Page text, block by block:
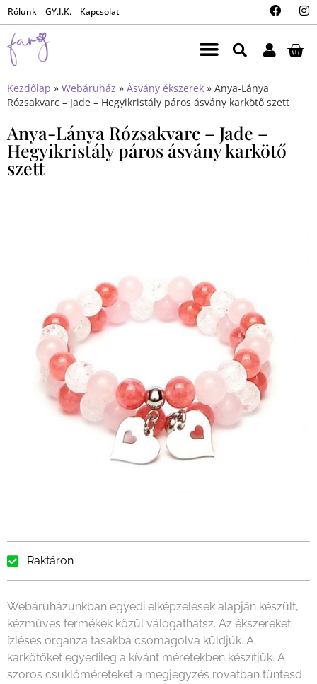
Rólunk GY.I.K. Kapcsolat
Kezdőlap » Webáruház » Ásvány ékszerek » Anya-Lánya
Rózsakvarc – Jade – Hegyikristály páros ásvány karkötő szett
Anya-Lánya Rózsakvarc – Jade –
Hegyikristály páros ásvány karkötő
szett
Raktáron
Webáruházunkban egyedi elképzelések alapján készült,
kézműves termékek közül válogathatsz. Az ékszereket
ízléses organza tasakba csomagolva küldjük. A
karkötőket egyedileg a kívánt méretekben készítjük. A
szoros csuklóméreteket a megjegyzés rovatban tüntesd